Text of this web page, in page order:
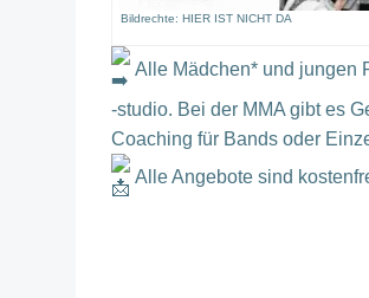
Bildrechte: HIER IST NICHT DA
Alle Mädchen* und jungen
-studio. Bei der MMA gibt es
Coaching für Bands oder
Alle Angebote sind